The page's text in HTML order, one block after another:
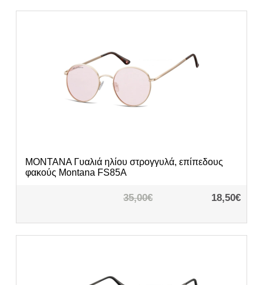
MONTANA Γυαλιά ηλίου στρογγυλά, επίπεδους
φακούς Montana FS85A
35,00€ 18,50€